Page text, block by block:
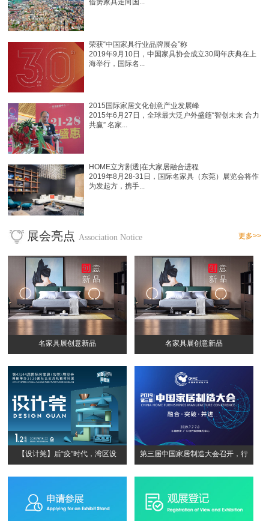
借势家具走向国...
荣获“中国家具行业品牌展会”称
2019年9月10日，中国家具协会成立30周年庆典在上
海举行，国际名...
2015国际家居文化创意产业发展峰
2015年6月27日，全球最大泛户外盛筵“智创未来 合力
共赢” 名家...
HOME立方剧透|在大家居融合进程
2019年8月28-31日，国际名家具（东莞）展览会将作
为发起方，携手...
展会亮点 Association Notice 更多>>
名家具展创意新品 名家具展创意新品
【设计莞】后“疫”时代，湾区设 第三届中国家居制造大会召开，行